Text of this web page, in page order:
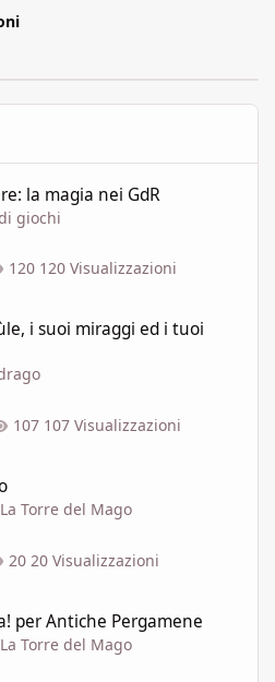
la magia nei GdR
giochi
120 Visualizzazioni
i suoi miraggi ed i tuoi
107 Visualizzazioni
La Torre del Mago
20 Visualizzazioni
per Antiche Pergamene
La Torre del Mago